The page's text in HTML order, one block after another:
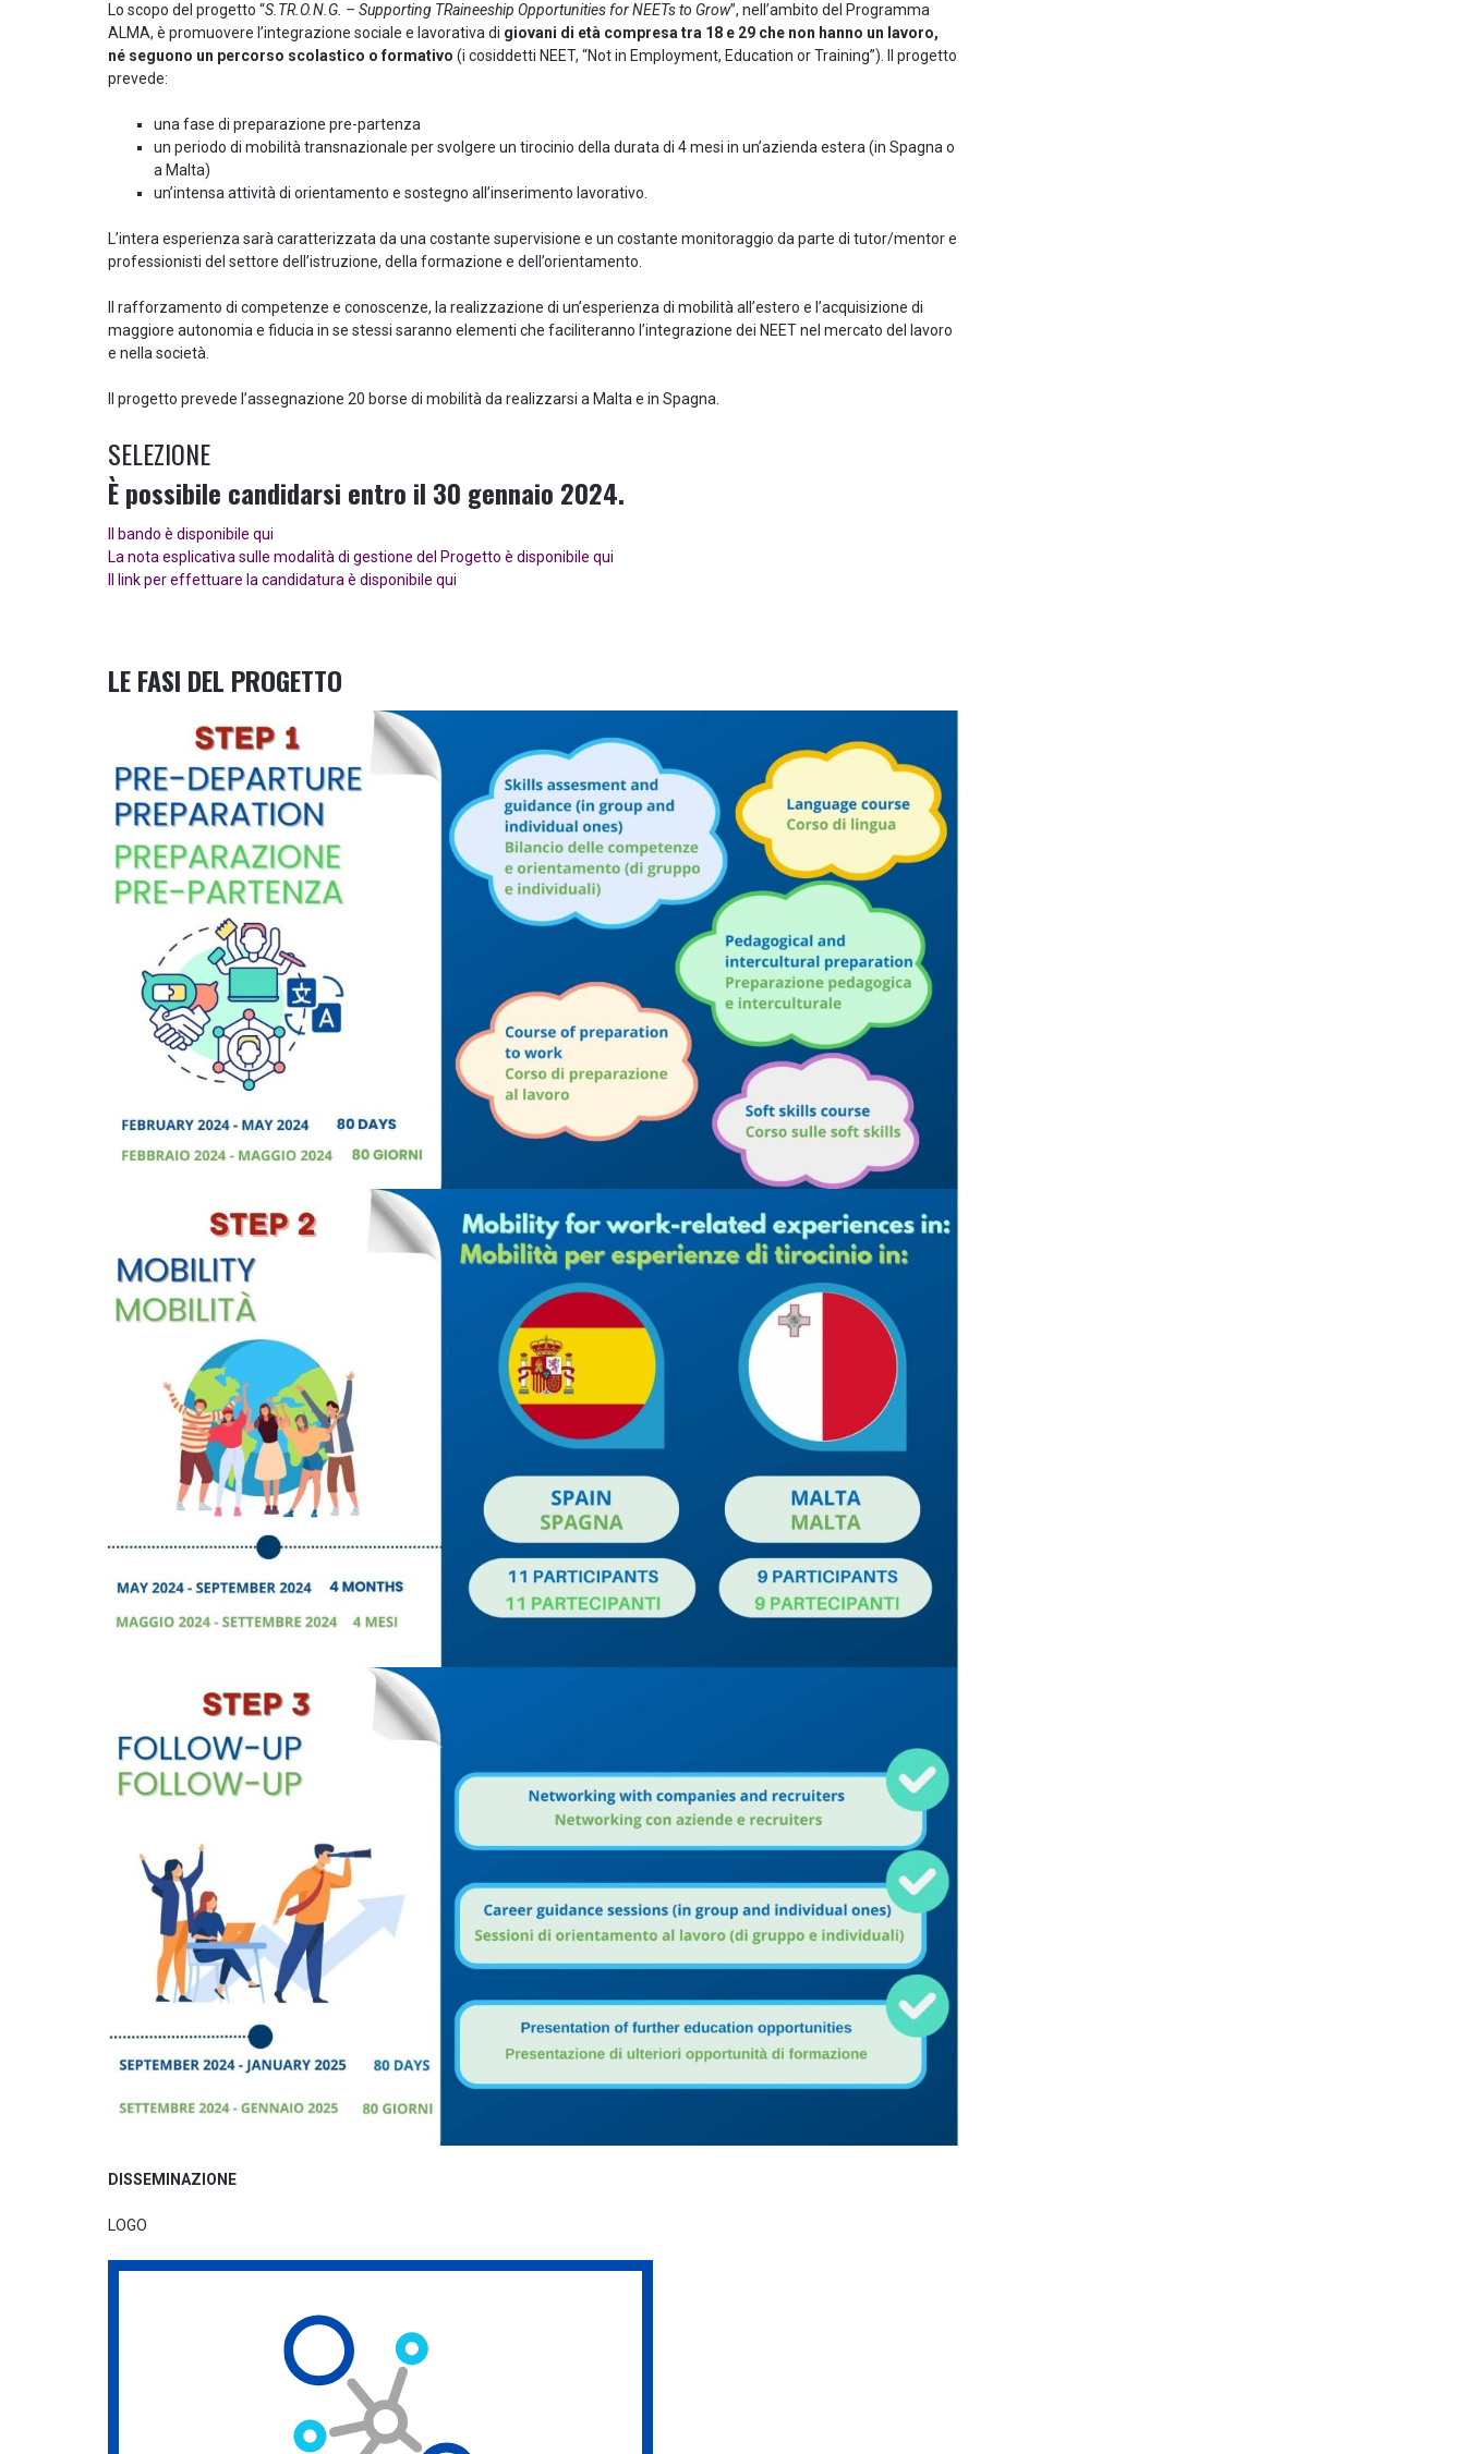
Lo scopo del progetto “S.TR.O.N.G. – Supporting TRaineeship Opportunities for NEETs to Grow”, nell’ambito del Programma
ALMA, è promuovere l’integrazione sociale e lavorativa di giovani di età compresa tra 18 e 29 che non hanno un lavoro,
né seguono un percorso scolastico o formativo (i cosiddetti NEET, “Not in Employment, Education or Training”). Il progetto
prevede:
una fase di preparazione pre-partenza
un periodo di mobilità transnazionale per svolgere un tirocinio della durata di 4 mesi in un’azienda estera (in Spagna o
a Malta)
un’intensa attività di orientamento e sostegno all’inserimento lavorativo.
L’intera esperienza sarà caratterizzata da una costante supervisione e un costante monitoraggio da parte di tutor/mentor e
professionisti del settore dell’istruzione, della formazione e dell’orientamento.
Il rafforzamento di competenze e conoscenze, la realizzazione di un’esperienza di mobilità all’estero e l’acquisizione di
maggiore autonomia e fiducia in se stessi saranno elementi che faciliteranno l’integrazione dei NEET nel mercato del lavoro
e nella società.
Il progetto prevede l’assegnazione 20 borse di mobilità da realizzarsi a Malta e in Spagna.
SELEZIONE
È possibile candidarsi entro il 30 gennaio 2024.
Il bando è disponibile qui
La nota esplicativa sulle modalità di gestione del Progetto è disponibile qui
Il link per effettuare la candidatura è disponibile qui
LE FASI DEL PROGETTO
DISSEMINAZIONE
LOGO